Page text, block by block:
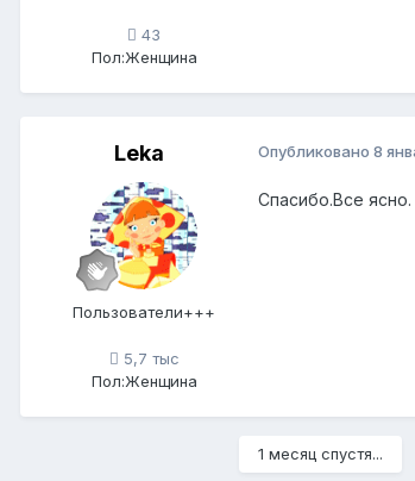
43
Пол:Женщина
Leka
Пользователи+++
5,7 тыс
Пол:Женщина
Опубликовано 8
Спасибо.Все ясно.
1 месяц спустя...